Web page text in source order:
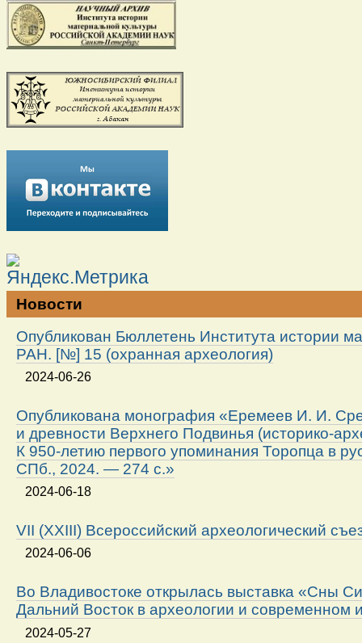
Новости
Опубликован Бюллетень Института истории
РАН. [№] 15 (охранная археология)
2024-06-26
Опубликована монография «Еремеев И. И.
и древности Верхнего Подвинья (историко-
К 950-летию первого упоминания Торопца в
СПб., 2024. — 274 с.»
2024-06-18
VII (XXIII) Всероссийский археологический
2024-06-06
Во Владивостоке открылась выставка «Сны
Дальний Восток в археологии и современном
2024-05-27